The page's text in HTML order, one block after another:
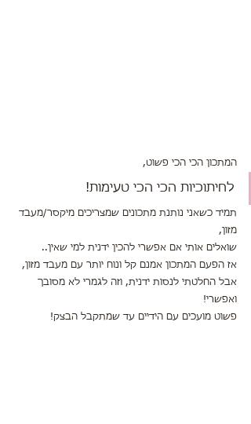
המתכון הכי הכי פשוט,
לחיתוכיות הכי הכי טעימות!
תמיד כשאני נותנת מתכונים שמצריכים מיקסר/מעבד
מזון,
שואלים אותי אם אפשרי להכין ידנית למי שאין..
אז הפעם המתכון אמנם קל ונוח יותר עם מעבד מזון,
אבל החלטתי לנסות ידנית, וזה לגמרי לא מסובך
ואפשרי!
פשוט מועכים עם הידיים עד שמתקבל הבצק!